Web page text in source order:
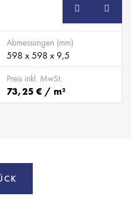
SB
Abmessungen (mm)
598 x 598 x 9,5
Preis inkl. MwSt.
73,25 € / m²